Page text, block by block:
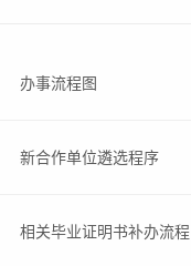
办事流程图
新合作单位遴选程序
相关毕业证明书补办流程